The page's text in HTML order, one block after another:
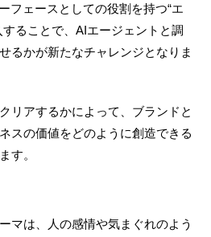
フェースとしての役割を持つ“エ
ることで、AIエージェントと調
るかが新たなチャレンジとなりま
リアするかによって、ブランドと
スの価値をどのように創造できる
す。
マは、人の感情や気まぐれのよう